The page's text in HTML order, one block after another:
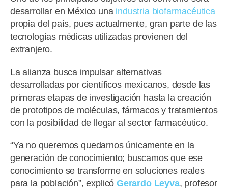
desarrollar en México una industria biofarmacéutica
propia del país, pues actualmente, gran parte de las
tecnologías médicas utilizadas provienen del
extranjero.
La alianza busca impulsar alternativas
desarrolladas por científicos mexicanos, desde las
primeras etapas de investigación hasta la creación
de prototipos de moléculas, fármacos y tratamientos
con la posibilidad de llegar al sector farmacéutico.
“Ya no queremos quedarnos únicamente en la
generación de conocimiento; buscamos que ese
conocimiento se transforme en soluciones reales
para la población”, explicó Gerardo Leyva, profesor